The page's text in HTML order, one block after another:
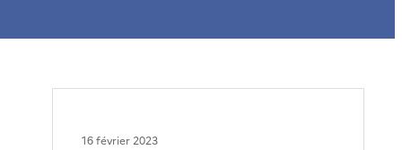
16 février 2023